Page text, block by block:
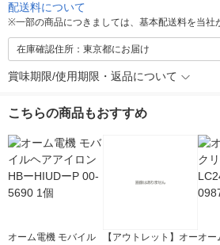
配送料について
※一部の商品につきましては、基本配送料を当社
在庫確認住所：東京都にお届け
賞味期限/使用期限・返品について
こちらの商品もおすすめ
オーム電機 モバイル
【アウトレット】オーオー